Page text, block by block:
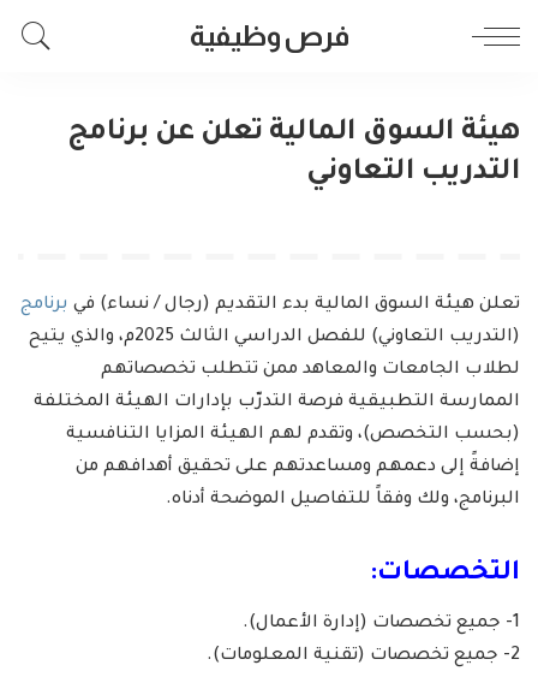
فرص وظيفية
هيئة السوق المالية تعلن عن برنامج
التدريب التعاوني
تعلن هيئة السوق المالية بدء التقديم (رجال / نساء) في برنامج
(التدريب التعاوني) للفصل الدراسي الثالث 2025م، والذي يتيح
لطلاب الجامعات والمعاهد ممن تتطلب تخصصاتهم
الممارسة التطبيقية فرصة التدرّب بإدارات الهيئة المختلفة
(بحسب التخصص)، وتقدم لهم الهيئة المزايا التنافسية
إضافةً إلى دعمهم ومساعدتهم على تحقيق أهدافهم من
البرنامج، ولك وفقاً للتفاصيل الموضحة أدناه.
التخصصات:
1- جميع تخصصات (إدارة الأعمال).
2- جميع تخصصات (تقنية المعلومات).